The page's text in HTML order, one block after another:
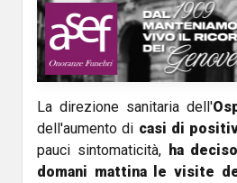
La direzione sanitaria dell'
dell'aumento di casi di
pauci sintomaticità, ha
domani mattina le visite